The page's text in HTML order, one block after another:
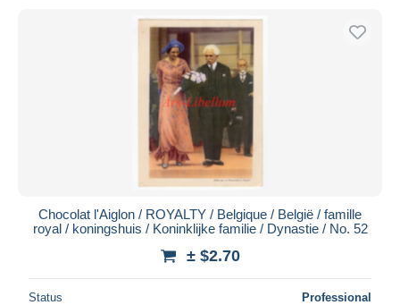
Chocolat l'Aiglon / ROYALTY / Belgique / België / famille
royal / koningshuis / Koninklijke familie / Dynastie / No. 52
± $2.70
Status Professional